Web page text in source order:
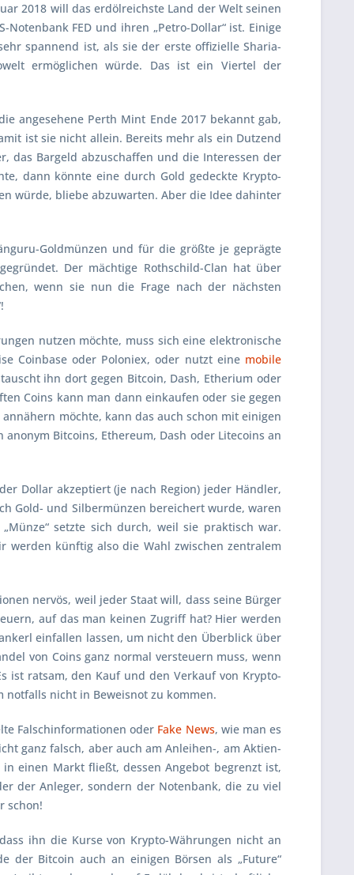
2018 will das erdölreichste Land der Welt seinen
FED und ihren „Petro-Dollar“ ist. Einige
spannend ist, als sie der erste offizielle Sharia-
ermöglichen würde. Das ist ein Viertel der
angesehene Perth Mint Ende 2017 bekannt gab,
ist sie nicht allein. Bereits mehr als ein Dutzend
das Bargeld abzuschaffen und die Interessen der
dann könnte eine durch Gold gedeckte Krypto-
würde, bliebe abzuwarten. Aber die Idee dahinter
Goldmünzen und für die größte je geprägte
Der mächtige Rothschild-Clan hat über
wenn sie nun die Frage nach der nächsten
nutzen möchte, muss sich eine elektronische
Coinbaseoder Poloniex, oder nutzt eine mobile
ihn dort gegen Bitcoin, Dash, Etherium oder
Coins kann man dann einkaufen oder sie gegen
möchte, kann das auch schon mit einigen
anonym Bitcoins, Ethereum, Dash oder Litecoins an
Dollar akzeptiert (je nach Region) jeder Händler,
Gold- und Silbermünzen bereichert wurde, waren
setzte sich durch, weil sie praktisch war.
werden künftig also die Wahl zwischen zentralem
nervös, weil jeder Staat will, dass seine Bürger
auf das man keinen Zugriff hat? Hier werden
einfallen lassen, um nicht den Überblick über
von Coins ganz normal versteuern muss, wenn
ist ratsam, den Kauf und den Verkauf von Krypto-
nicht in Beweisnot zu kommen.
Falschinformationen oder Fake News, wie man es
ganz falsch, aber auch am Anleihen-, am Aktien-
einen Markt fließt, dessen Angebot begrenzt ist,
der Anleger, sondern der Notenbank, die zu viel
schon!
ihn die Kurse von Krypto-Währungen nicht an
Bitcoin auch an einigen Börsen als „Future“